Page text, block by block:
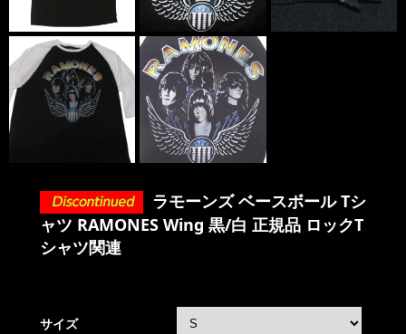
ラモーンズ ベースボール Tシ
ャツ RAMONES Wing 黒/白 正規品 ロックT
シャツ関連
サイズ